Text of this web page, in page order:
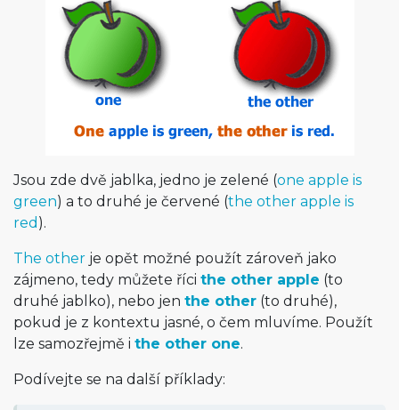
Jsou zde dvě jablka, jedno je zelené (one apple is
green) a to druhé je červené (the other apple is
red ).
The other je opět možné použít zároveň jako
zájmeno, tedy můžete říci the other apple (to
druhé jablko), nebo jen the other (to druhé),
pokud je z kontextu jasné, o čem mluvíme. Použít
lze samozřejmě i the other one.
Podívejte se na další příklady: